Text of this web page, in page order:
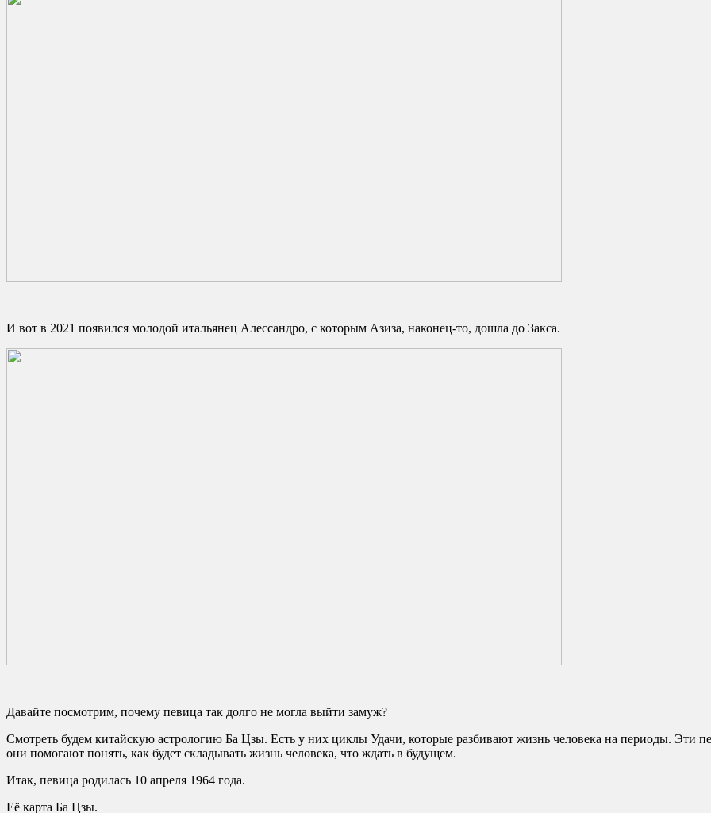
И вот в 2021 появился молодой итальянец Алессандро, с которым Азиза, наконец-то, дошла до Закса.
Давайте посмотрим, почему певица так долго не могла выйти замуж?
Смотреть будем китайскую астрологию Ба Цзы. Есть у них циклы Удачи, которые разбивают жизнь человека на периоды. Эти
они помогают понять, как будет складывать жизнь человека, что ждать в будущем.
Итак, певица родилась 10 апреля 1964 года.
Её карта Ба Цзы.